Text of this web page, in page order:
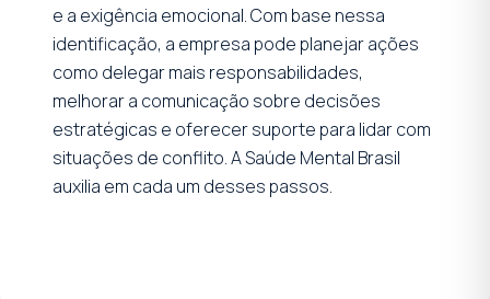
e a exigência emocional. Com base nessa
identificação, a empresa pode planejar ações
como delegar mais responsabilidades,
melhorar a comunicação sobre decisões
estratégicas e oferecer suporte para lidar com
situações de conflito. A Saúde Mental Brasil
auxilia em cada um desses passos.